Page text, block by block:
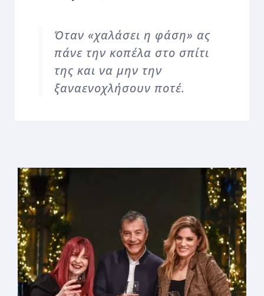
Όταν «χαλάσει η φάση» ας
πάνε την κοπέλα στο σπίτι
της και να μην την
ξαναενοχλήσουν ποτέ.